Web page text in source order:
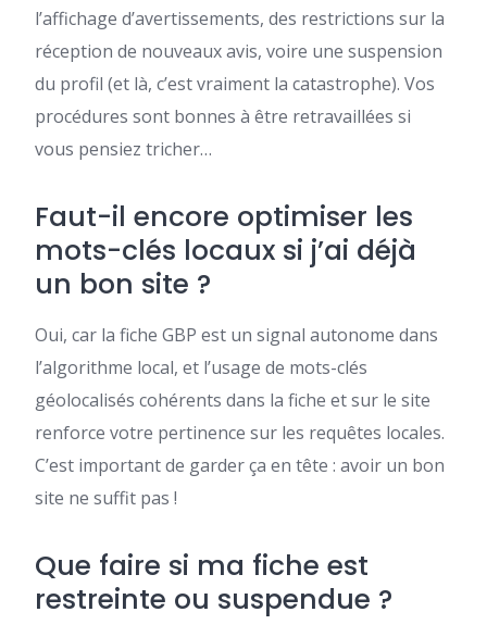
l’affichage d’avertissements, des restrictions sur la
réception de nouveaux avis, voire une suspension
du profil (et là, c’est vraiment la catastrophe). Vos
procédures sont bonnes à être retravaillées si
vous pensiez tricher…
Faut-il encore optimiser les
mots-clés locaux si j’ai déjà
un bon site ?
Oui, car la fiche GBP est un signal autonome dans
l’algorithme local, et l’usage de mots-clés
géolocalisés cohérents dans la fiche et sur le site
renforce votre pertinence sur les requêtes locales.
C’est important de garder ça en tête : avoir un bon
site ne suffit pas !
Que faire si ma fiche est
restreinte ou suspendue ?